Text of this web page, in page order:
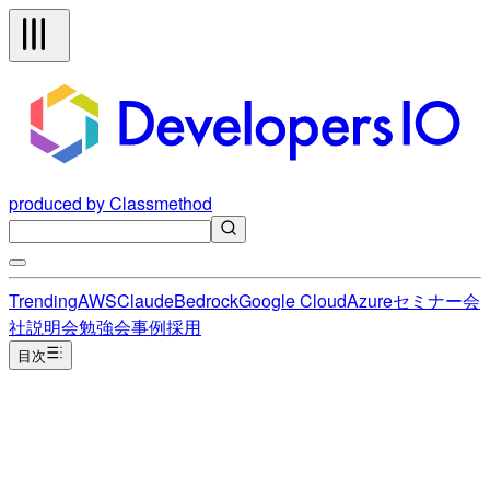
produced by Classmethod
TrendingAWSClaudeBedrockGoogle CloudAzureセミナー会
社説明会勉強会事例採用
目次